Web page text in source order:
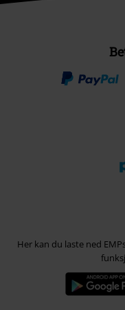
Her kan du laste ned